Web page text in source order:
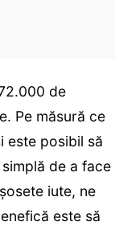
de
Pe măsură ce
este posibil să
de a face
iute, ne
este să